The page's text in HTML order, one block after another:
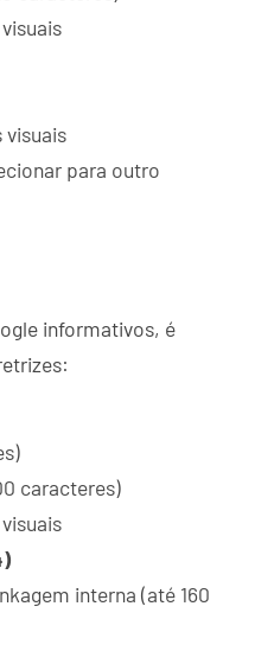
para outro
informativos, é
caracteres)
interna (até 160